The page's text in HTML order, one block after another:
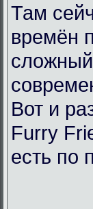
Там
времён
Вот и
Furry
есть по